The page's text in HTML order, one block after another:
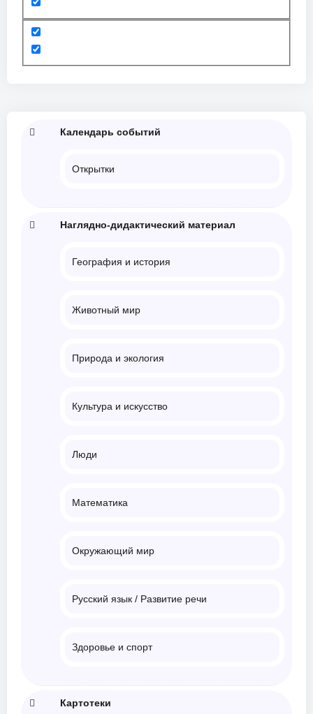
Календарь событий
Открытки
Наглядно-дидактический материал
География и история
Животный мир
Природа и экология
Культура и искусство
Люди
Математика
Окружающий мир
Русский язык / Развитие речи
Здоровье и спорт
Картотеки